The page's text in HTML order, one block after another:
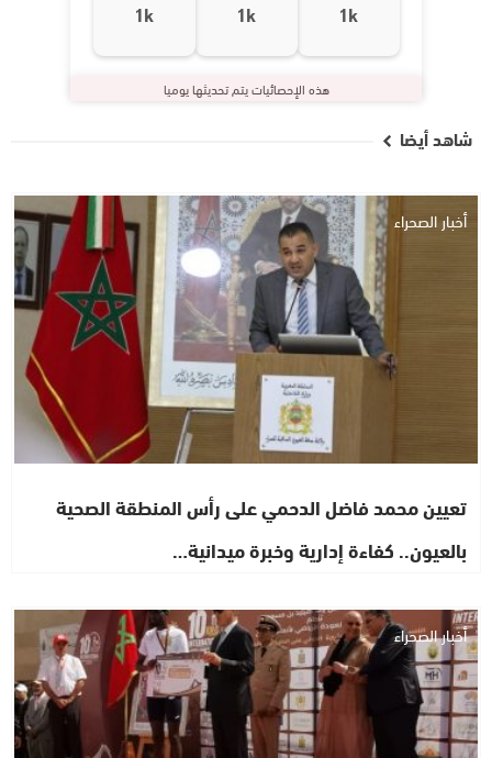
1k
1k
1k
هذه الإحصائيات يتم تحديثها يوميا
شاهد أيضا
أخبار الصحراء
تعيين محمد فاضل الدحمي على رأس المنطقة الصحية
بالعيون.. كفاءة إدارية وخبرة ميدانية…
أخبار الصحراء